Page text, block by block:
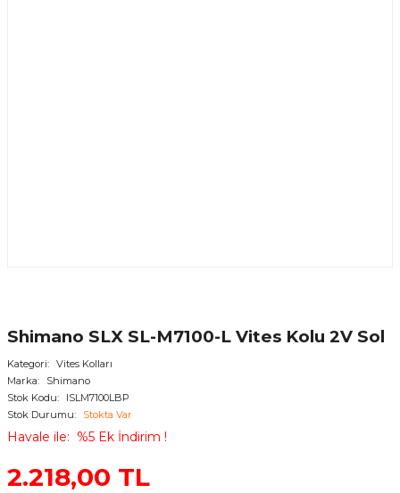
Shimano SLX SL-M7100-L Vites Kolu 2V Sol
Kategori
Vites Kolları
Marka
Shimano
Stok Kodu
ISLM7100LBP
Stok Durumu
Stokta Var
Havale ile %5 Ek İndirim !
2.218,00 TL